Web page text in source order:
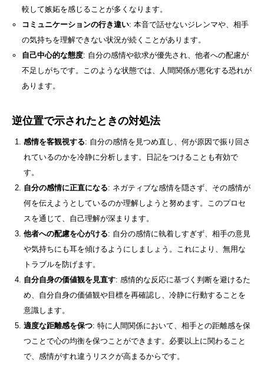
較して嫉妬を感じることが多くなります。
コミュニケーションの行き違い: 本音で話せないジレンマや、相手
の気持ちを理解できない状況が続くことがあります。
自己中心的な態度: 自分の感情や欲求が優先され、他者への配慮が
不足しがちです。このような状態では、人間関係が悪化する恐れが
あります。
逆位置で示されたときの対処法
感情を客観視する: 自分の感情を見つめ直し、何が原因で振り回さ
れているのかを冷静に分析します。日記をつけることも有効で
す。
自分の感情に正直になる: ネガティブな感情を隠さず、その感情が
何を伝えようとしているのか理解しようと努めます。このプロセ
スを通じて、自己理解が深まります。
他者への配慮を心がける: 自分の感情に執着しすぎず、相手の意見
や気持ちにも耳を傾けるようにしましょう。これにより、無用な
トラブルを防げます。
自分自身の価値観を見直す: 感情的な反応に基づく判断を避けるた
め、自分自身の価値観や目標を再確認し、冷静に行動することを
意識します。
適度な距離感を保つ: 特に人間関係において、相手との距離感を保
つことで心の均衡を保つことができます。必要以上に関わること
で、感情がすれ違うリスクが高まるからです。